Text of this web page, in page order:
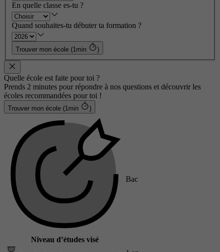
En quelle classe es-tu ?
Quand souhaites-tu débuter ta formation ?
Trouver mon école (1min )
Quelle école est faite pour toi ?
Prends 2 minutes pour répondre à nos questions et découvrir les
écoles recommandées pour toi !
Trouver mon école (1min )
Niveau d’études visé
Bac